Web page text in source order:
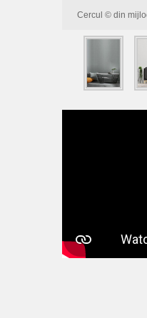
Cercul © din